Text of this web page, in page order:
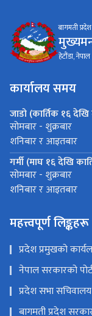
बागमती
हेटौंडा, नेपाल
कार्यालय समय
जाडो (कार्तिक १६
सोमबार - शुक्रबार
शनिबार र आइतबार
गर्मी (माघ १६ देखि
सोमबार - शुक्रबार
शनिबार र आइतबार
महत्त्वपूर्ण लिङ्कहरू
प्रदेश प्रमुखको
नेपाल सरकारको
प्रदेश सभा सचिवालय
बागमती प्रदेश